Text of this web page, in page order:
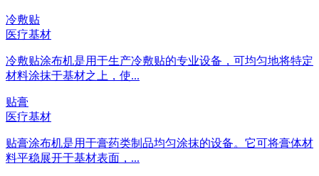
冷敷贴
医疗基材
冷敷贴涂布机是用于生产冷敷贴的专业设备，可均匀地将特定
材料涂抹于基材之上，使...
贴膏
医疗基材
贴膏涂布机是用于膏药类制品均匀涂抹的设备。它可将膏体材
料平稳展开于基材表面，...